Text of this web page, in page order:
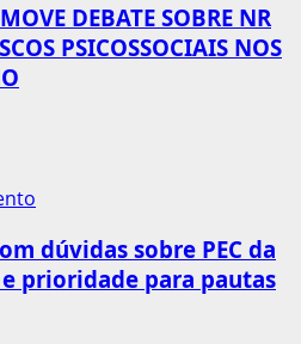
DEBATE SOBRE NR
PSICOSSOCIAIS NOS
dúvidas sobre PEC da
prioridade para pautas